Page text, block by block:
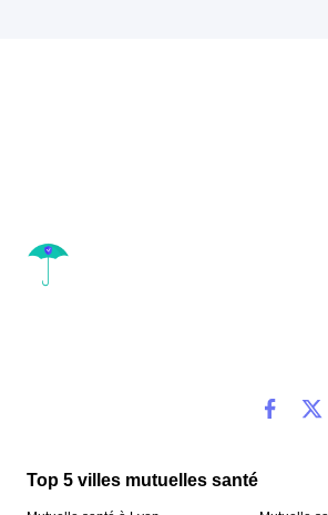
Top 5 villes mutuelles santé